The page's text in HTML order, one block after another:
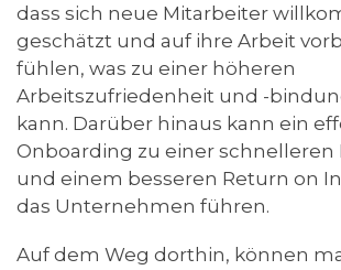
dass sich neue Mitarbeiter
geschätzt und auf ihre Arbeit
fühlen, was zu einer höheren
Arbeitszufriedenheit und -
kann. Darüber hinaus kann ein
Onboarding zu einer schnelleren
und einem besseren Return on
das Unternehmen führen.
Auf dem Weg dorthin, können